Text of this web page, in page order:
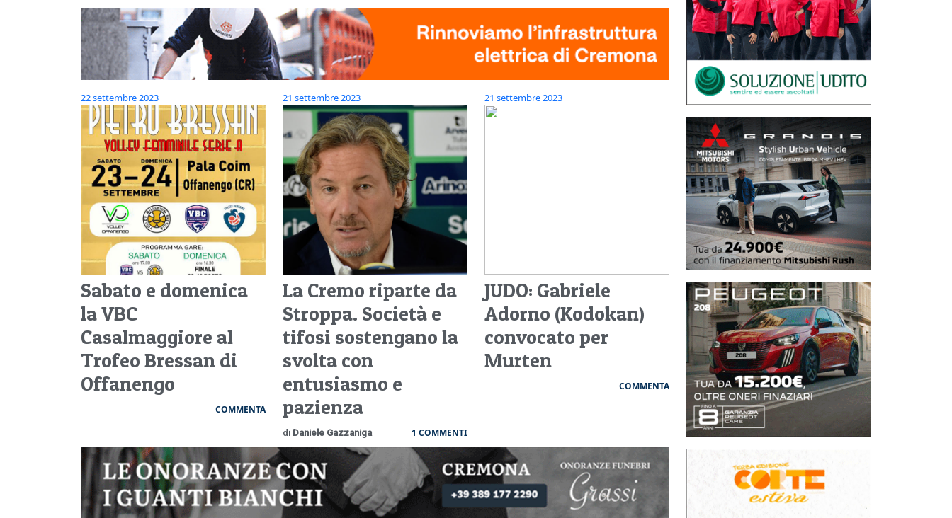
22 settembre 2023
Sabato e domenica
la VBC
Casalmaggiore al
Trofeo Bressan di
Offanengo
COMMENTA
21 settembre 2023
La Cremo riparte da
Stroppa. Società e
tifosi sostengano la
svolta con
entusiasmo e
pazienza
di Daniele Gazzaniga 1 COMMENTI
21 settembre 2023
JUDO: Gabriele
Adorno (Kodokan)
convocato per
Murten
COMMENTA